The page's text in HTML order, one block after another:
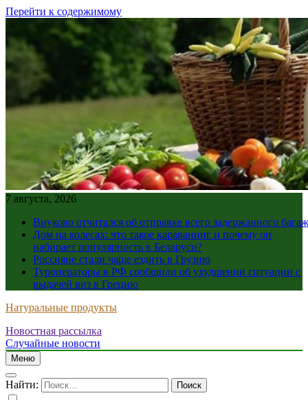
Перейти к содержимому
7 августа, 2026
Внуково отчитался об отправке всего задержанного
Дом на колесах: что такое караванинг и почему он
набирает популярность в Беларуси?
Россияне стали чаще ездить в Грузию
Туроператоры в РФ сообщили об ухудшении ситуации с
выдачей виз в Грецию
Натуральные продукты
Новостная рассылка
Случайные новости
Меню
Найти: